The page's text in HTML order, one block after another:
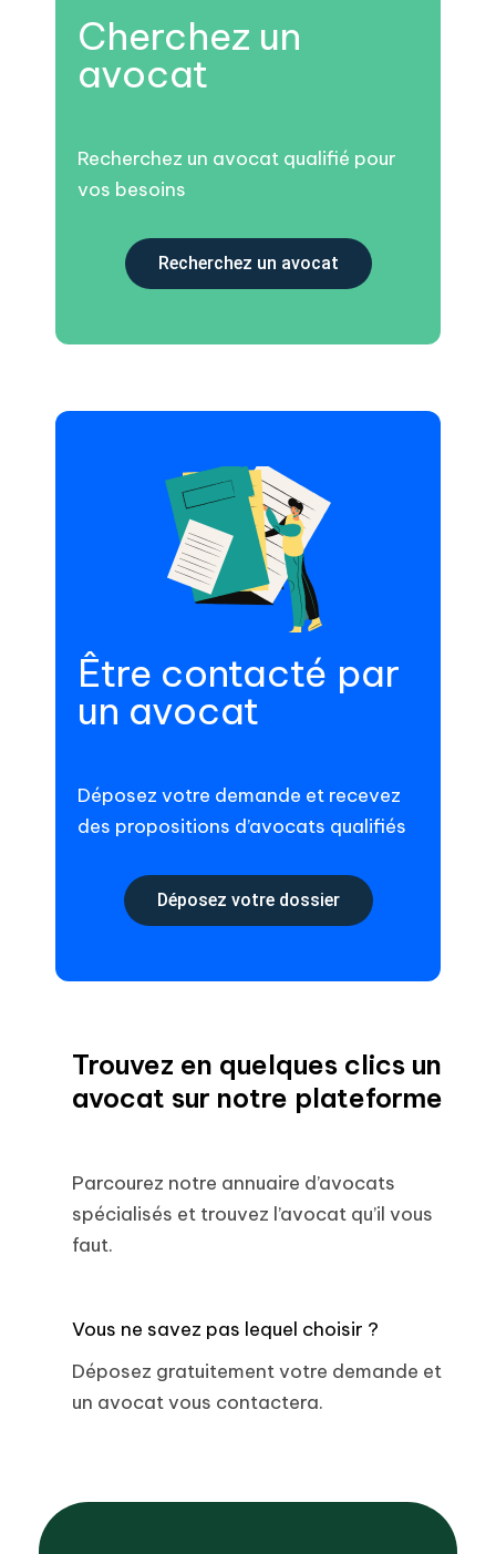
Cherchez un
avocat
Recherchez un avocat qualifié pour
vos besoins
Recherchez un avocat
Être contacté par
un avocat
Déposez votre demande et recevez
des propositions d’avocats qualifiés
Déposez votre dossier
Trouvez en quelques clics un
avocat sur notre plateforme
Parcourez notre annuaire d’avocats
spécialisés et trouvez l’avocat qu’il vous
faut.
Vous ne savez pas lequel choisir ?
Déposez gratuitement votre demande et
un avocat vous contactera.